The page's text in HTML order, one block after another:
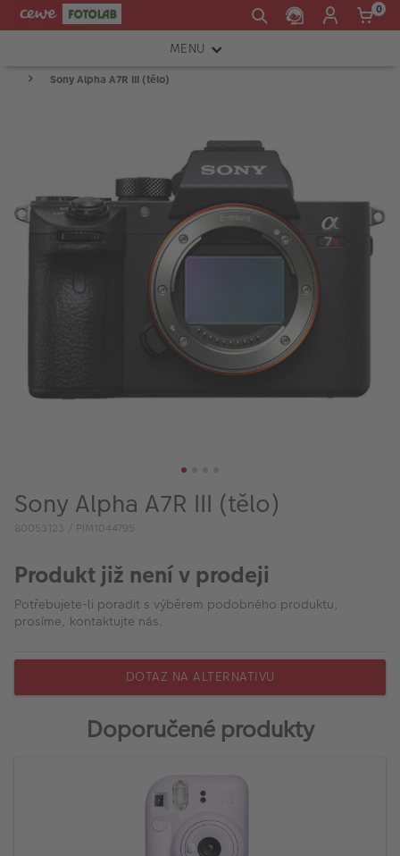
0
MENU
FOTOAPARÁTY
TISKÁRNY A SKENERY
PŘÍSLUŠENSTVÍ
VÝPRODEJ
Fotoprodukty
Sony Alpha A7R III (tělo)
Sony Alpha A7R III (tělo)
80053123 / PIM1044795
Produkt již není v prodeji
Potřebujete-li poradit s výběrem podobného produktu,
prosíme, kontaktujte nás.
DOTAZ NA ALTERNATIVU
Doporučené produkty